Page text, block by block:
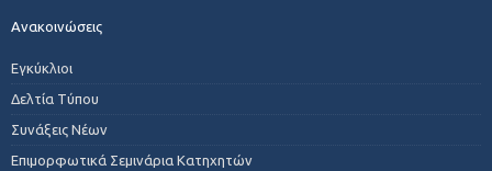
Ανακοινώσεις
Εγκύκλιοι
Δελτία Τύπου
Συνάξεις Νέων
Επιμορφωτικά Σεμινάρια Κατηχητών